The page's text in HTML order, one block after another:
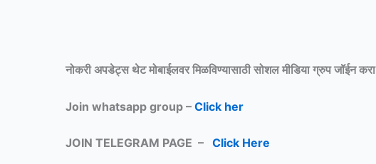
नोकरी अपडेट्स थेट मोबाईलवर मिळविण्यासाठीसोशल मीडिया ग्रुप जॉईन करा
Join whatsapp group – Click her
JOIN TELEGRAM PAGE – Click Here